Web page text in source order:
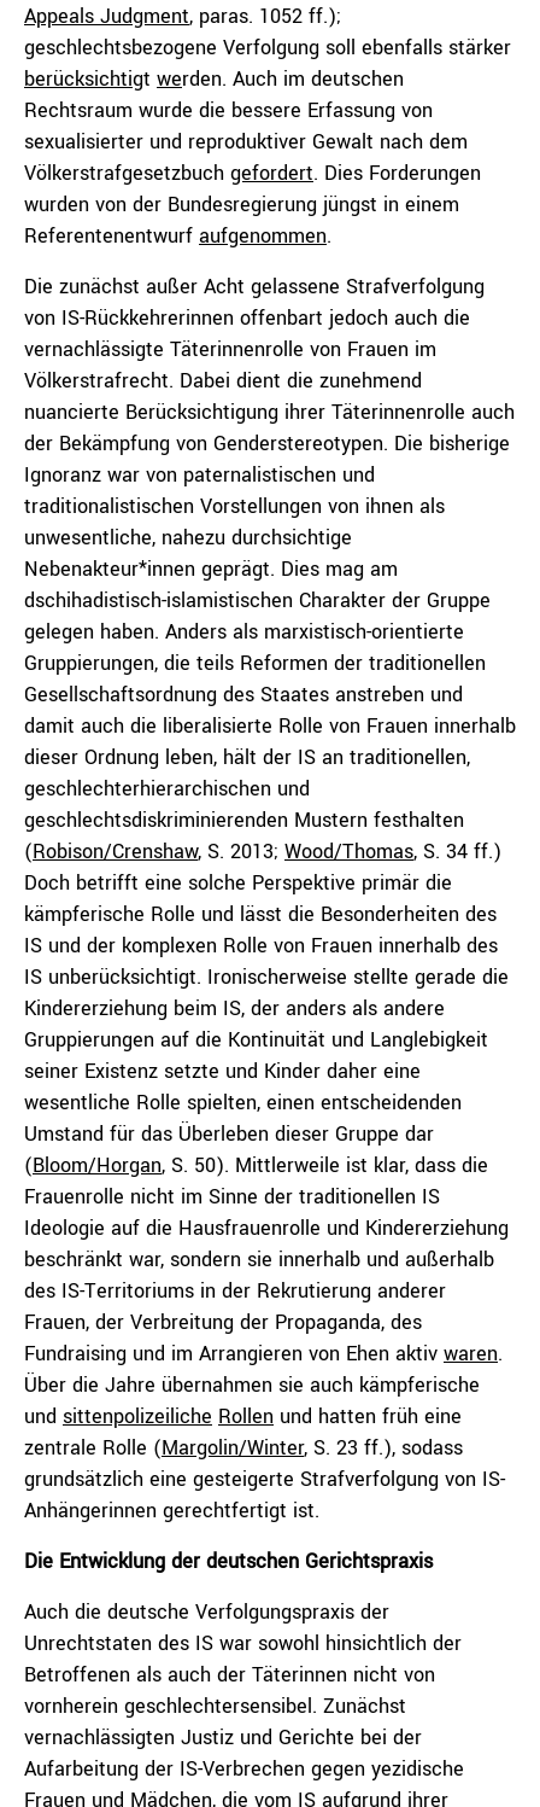
Appeals Judgment, paras. 1052 ff.);
geschlechtsbezogene Verfolgung soll ebenfalls stärker
berücksichtigt werden. Auch im deutschen
Rechtsraum wurde die bessere Erfassung von
sexualisierter und reproduktiver Gewalt nach dem
Völkerstrafgesetzbuch gefordert. Dies Forderungen
wurden von der Bundesregierung jüngst in einem
Referentenentwurf aufgenommen.
Die zunächst außer Acht gelassene Strafverfolgung
von IS-Rückkehrerinnen offenbart jedoch auch die
vernachlässigte Täterinnenrolle von Frauen im
Völkerstrafrecht. Dabei dient die zunehmend
nuancierte Berücksichtigung ihrer Täterinnenrolle auch
der Bekämpfung von Genderstereotypen. Die bisherige
Ignoranz war von paternalistischen und
traditionalistischen Vorstellungen von ihnen als
unwesentliche, nahezu durchsichtige
Nebenakteur*innen geprägt. Dies mag am
dschihadistisch-islamistischen Charakter der Gruppe
gelegen haben. Anders als marxistisch-orientierte
Gruppierungen, die teils Reformen der traditionellen
Gesellschaftsordnung des Staates anstreben und
damit auch die liberalisierte Rolle von Frauen innerhalb
dieser Ordnung leben, hält der IS an traditionellen,
geschlechterhierarchischen und
geschlechtsdiskriminierenden Mustern festhalten
(Robison/Crenshaw, S. 2013; Wood/Thomas, S. 34 ff.)
Doch betrifft eine solche Perspektive primär die
kämpferische Rolle und lässt die Besonderheiten des
IS und der komplexen Rolle von Frauen innerhalb des
IS unberücksichtigt. Ironischerweise stellte gerade die
Kindererziehung beim IS, der anders als andere
Gruppierungen auf die Kontinuität und Langlebigkeit
seiner Existenz setzte und Kinder daher eine
wesentliche Rolle spielten, einen entscheidenden
Umstand für das Überleben dieser Gruppe dar
(Bloom/Horgan, S. 50). Mittlerweile ist klar, dass die
Frauenrolle nicht im Sinne der traditionellen IS
Ideologie auf die Hausfrauenrolle und Kindererziehung
beschränkt war, sondern sie innerhalb und außerhalb
des IS-Territoriums in der Rekrutierung anderer
Frauen, der Verbreitung der Propaganda, des
Fundraising und im Arrangieren von Ehen aktiv waren.
Über die Jahre übernahmen sie auch kämpferische
und sittenpolizeiliche Rollen und hatten früh eine
zentrale Rolle (Margolin/Winter, S. 23 ff.), sodass
grundsätzlich eine gesteigerte Strafverfolgung von IS-
Anhängerinnen gerechtfertigt ist.
Die Entwicklung der deutschen Gerichtspraxis
Auch die deutsche Verfolgungspraxis der
Unrechtstaten des IS war sowohl hinsichtlich der
Betroffenen als auch der Täterinnen nicht von
vornherein geschlechtersensibel. Zunächst
vernachlässigten Justiz und Gerichte bei der
Aufarbeitung der IS-Verbrechen gegen yezidische
Frauen und Mädchen, die vom IS aufgrund ihrer